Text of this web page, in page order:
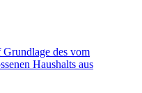
des vom
Haushalts aus